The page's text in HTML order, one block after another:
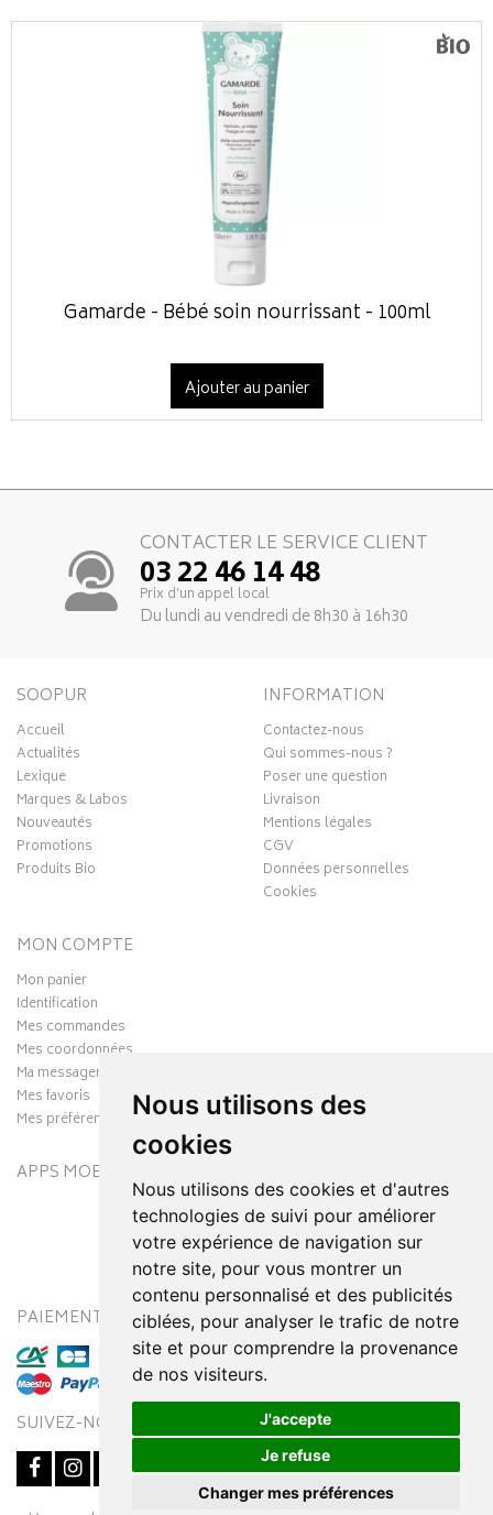
Nous utilisons des
cookies
Nous utilisons des cookies et d'autres
technologies de suivi pour améliorer
votre expérience de navigation sur
notre site, pour vous montrer un
contenu personnalisé et des publicités
ciblées, pour analyser le trafic de notre
site et pour comprendre la provenance
de nos visiteurs.
J'accepte
Je refuse
Changer mes préférences
Gamarde - Bébé soin nourrissant - 100ml
Ajouter au panier
CONTACTER LE SERVICE CLIENT
03 22 46 14 48
Prix d’un appel local
Du lundi au vendredi de 8h30 à 16h30
SOOPUR
Accueil
Actualités
Lexique
Marques & Labos
Nouveautés
Promotions
Produits Bio
INFORMATION
Contactez-nous
Qui sommes-nous ?
Poser une question
Livraison
Mentions légales
CGV
Données personnelles
Cookies
MON COMPTE
Mon panier
Identification
Mes commandes
Mes coordonnées
Ma messagerie
Mes favoris
Mes préférences Cookies
APPS MOBILES
PAIEMENT SÉCURISÉ MODES DE LIVRAISON
SUIVEZ-NOUS SUR